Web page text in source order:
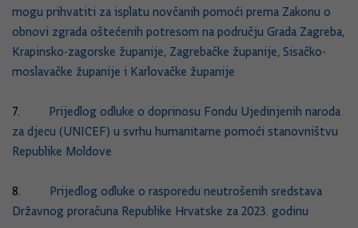
mogu prihvatiti za isplatu novčanih pomoći prema Zakonu o
obnovi zgrada oštećenih potresom na području Grada Zagreba,
Krapinsko-zagorske županije, Zagrebačke županije, Sisačko-
moslavačke županije i Karlovačke županije
7. Prijedlog odluke o doprinosu Fondu Ujedinjenih naroda
za djecu (UNICEF) u svrhu humanitarne pomoći stanovništvu
Republike Moldove
8. Prijedlog odluke o rasporedu neutrošenih sredstava
Državnog proračuna Republike Hrvatske za 2023. godinu